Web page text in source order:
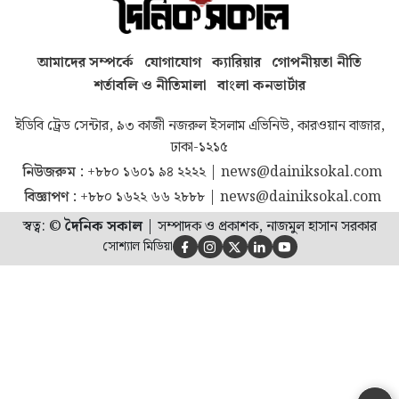
আমাদের সম্পর্কে যোগাযোগ ক্যারিয়ার গোপনীয়তা নীতি
শর্তাবলি ও নীতিমালা বাংলা কনভার্টার
ইডিবি ট্রেড সেন্টার, ৯৩ কাজী নজরুল ইসলাম এভিনিউ, কারওয়ান বাজার,
ঢাকা-১২১৫
নিউজরুম : +৮৮০ ১৬০১ ৯৪ ২২২২| news@dainiksokal.com
বিজ্ঞাপণ : +৮৮০ ১৬২২ ৬৬ ২৮৮৮| news@dainiksokal.com
স্বত্ব: ©দৈনিক সকাল| সম্পাদক ও প্রকাশক, নাজমুল হাসান সরকার
সোশ্যাল মিডিয়া     